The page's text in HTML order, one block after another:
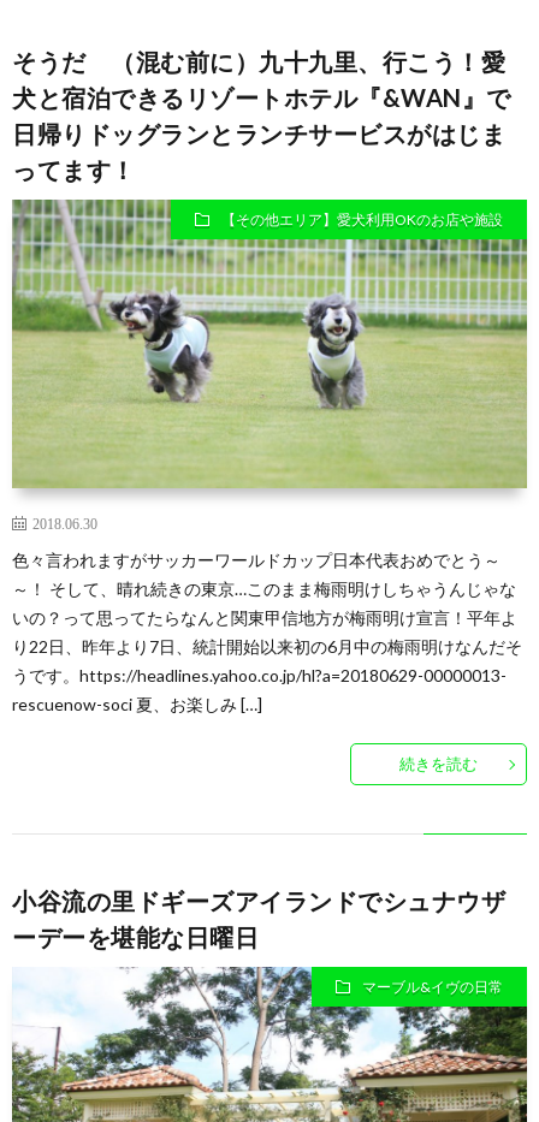
ム
中
在
住
の
シ
ュ
グ
デ
ッ
子
ク
そうだ （混む前に）九十九里、行こう！愛
犬と宿泊できるリゾートホテル『&WAN』で
日帰りドッグランとランチサービスがはじま
ってます！
【その他エリア】愛犬利用OKのお店や施設
2018.06.30
色々言われますがサッカーワールドカップ日本代表おめでとう～
～！ そして、晴れ続きの東京…このまま梅雨明けしちゃうんじゃな
いの？って思ってたらなんと関東甲信地方が梅雨明け宣言！平年よ
り22日、昨年より7日、統計開始以来初の6月中の梅雨明けなんだそ
うです。https://headlines.yahoo.co.jp/hl?a=20180629-00000013-
rescuenow-soci 夏、お楽しみ […]
続きを読む
小谷流の里ドギーズアイランドでシュナウザ
ーデーを堪能な日曜日
マーブル&イヴの日常